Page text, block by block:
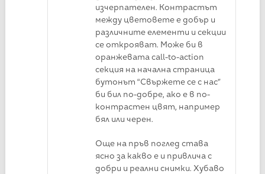
изчерпателен. Контрастът
между цветовете е добър и
различните елементи и секции
се открояват. Може би в
оранжевата call-to-action
секция на начална страница
бутонът “Свържете се с нас”
би бил по-добре, ако е в по-
контрастен цвят, например
бял или черен.
Още на пръв поглед става
ясно за какво е и привлича с
добри и реални снимки. Хубаво